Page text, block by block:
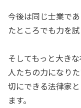
今後は同じ士業で
たところでも力を
そしてもっと大き
人たちの力になり
切にできる法律家
ます。